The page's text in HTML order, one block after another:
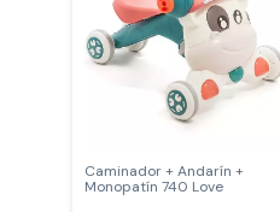
Caminador + Andarín +
Monopatín 740 Love